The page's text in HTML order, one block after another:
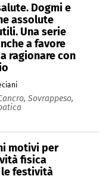
Dogmi e
assolute
Una serie
a favore
ragionare con
Sovrappeso,
motivi per
fisica
festività